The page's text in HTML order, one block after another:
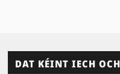
DAT KÉINT IECH